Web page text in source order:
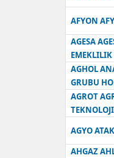
AFYON
AGESA
EMEKLILIK
AGHOL
GRUBU
AGROT
TEKNOLOJI
AGYO
AHGAZ